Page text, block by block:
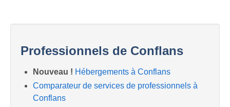
Professionnels de Conflans
Nouveau ! Hébergements à Conflans
Comparateur de services de professionnels à
Conflans